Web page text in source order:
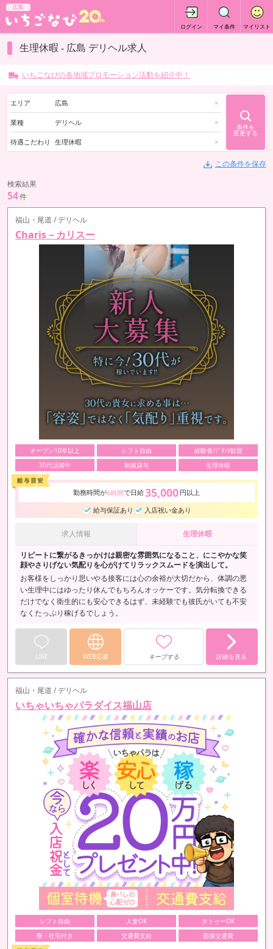
広島
ログイン マイ条件 マイリスト
生理休暇 - 広島 デリヘル求人
いちごなびの各地域プロモーション活動を紹介中！
エリア 広島 ×
業種 デリヘル ×
待遇こだわり 生理休暇 ×
条件を
変更する
この条件を保存
検索結果
54件
福山・尾道 / デリヘル
Charis－カリスー
オープン10年以上 シフト自由
経験者/ﾌﾞﾗﾝｸ歓迎
30代活躍中
制服貸与 生理休暇
勤務時間が6時間で日給35,000 円以上
給与保証あり
入店祝い金あり
求人情報 生理休暇
リピートに繋がるきっかけは親密な雰囲気になること、にこやかな笑
顔やさりげない気配りを心がけてリラックスムードを演出して。
お客様をしっかり思いやる接客には心の余裕が大切だから、体調の悪
い生理中にはゆったり休んでもちろんオッケーです。気分転換できる
だけでなく衛生的にも安心できるはず、未経験でも彼氏がいても不安
なくたっぷり稼げるでしょう。
LINE WEB応募 キープする 詳細を見る
福山・尾道 / デリヘル
いちゃいちゃパラダイス福山店
シフト自由 人妻OK
タトゥーOK
寮・社宅付き
交通費支給 面接交通費